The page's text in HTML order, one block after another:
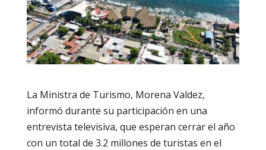
La Ministra de Turismo, Morena Valdez,
informó durante su participación en una
entrevista televisiva, que esperan cerrar el año
con un total de 3.2 millones de turistas en el